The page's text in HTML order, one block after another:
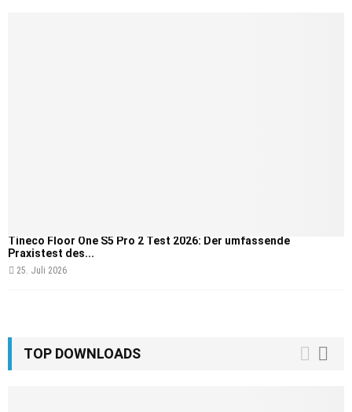
Tineco Floor One S5 Pro 2 Test 2026: Der umfassende
Praxistest des...
25. Juli 2026
TOP DOWNLOADS